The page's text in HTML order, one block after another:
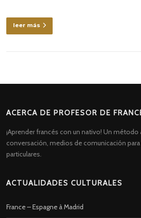
leer más
ACERCA DE PROFESOR DE
¡Aprender francés con un nativo! Un método
conversación, medios de comunicación
particulares.
ACTUALIDADES CULTURALES
France – Espagne à Madrid